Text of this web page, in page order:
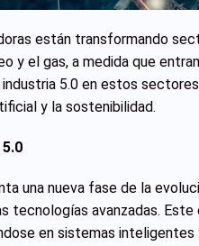
están transformando
y el gas, a medida que
5.0 en estos
y la sostenibilidad.
una nueva fase de la
tecnologías avanzadas.
en sistemas